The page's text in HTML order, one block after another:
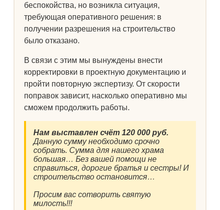
беспокойства, но возникла ситуация,
требующая оперативного решения: в
получении разрешения на строительство
было отказано.
В связи с этим мы вынуждены внести
корректировки в проектную документацию и
пройти повторную экспертизу. От скорости
поправок зависит, насколько оперативно мы
сможем продолжить работы.
Нам выставлен счёт 120 000 руб.
Данную сумму необходимо срочно
собрать. Сумма для нашего храма
большая… Без вашей помощи не
справиться, дорогие братья и сестры! И
строительство остановится…
Просим вас сотворить святую
милость!!!